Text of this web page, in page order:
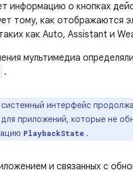
информацию о кнопках
тому, как отображаются
как Auto, Assistant и
мультимедиа
.
интерфейс
приложений, которые не
PlaybackState .
и связанных с